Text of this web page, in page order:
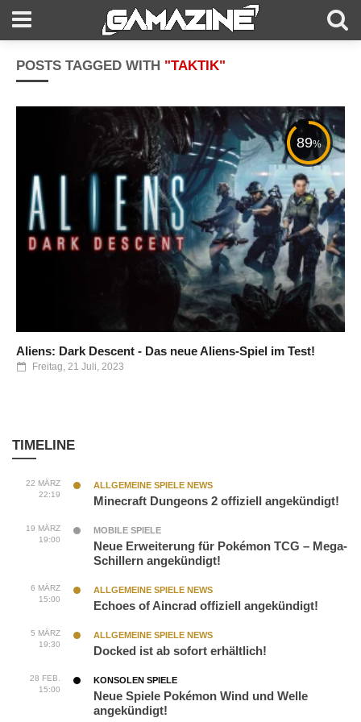
POSTS TAGGED WITH "TAKTIK"
89%
Aliens: Dark Descent - Das neue Aliens-Spiel im Test!
Freitag, 21 Juli, 2023
TIMELINE
22 MÄRZ
22:19
ALLGEMEINE SPIELE NEWS
Minecraft Dungeons 2 offiziell angekündigt!
19 MÄRZ
19:00
MOBILE SPIELE
Neue Erweiterung für Pokémon TCG – Mega-
Schillern angekündigt!
6 MÄRZ
15:00
ALLGEMEINE SPIELE NEWS
Echoes of Aincrad offiziell angekündigt!
5 MÄRZ
19:30
ALLGEMEINE SPIELE NEWS
Docked ist ab sofort erhältlich!
28 FEB.
15:00
KONSOLEN SPIELE
Neue Spiele Pokémon Wind und Welle
angekündigt!